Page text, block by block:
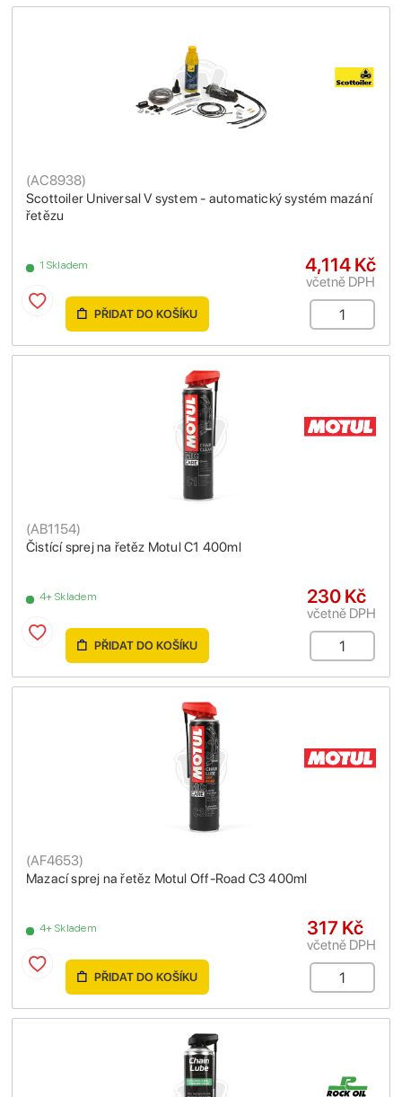
Scottoiler Universal V system - automatický systém mazání
řetězu
(AC8938)
1 Skladem 4,114 Kč
včetně DPH
PŘIDAT DO KOŠÍKU
Čistící sprej na řetěz Motul C1 400ml
(AB1154)
4+ Skladem 230 Kč
včetně DPH
PŘIDAT DO KOŠÍKU
Mazací sprej na řetěz Motul Off-Road C3 400ml
(AF4653)
4+ Skladem 317 Kč
včetně DPH
PŘIDAT DO KOŠÍKU